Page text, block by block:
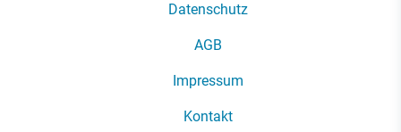
Datenschutz
AGB
Impressum
Kontakt